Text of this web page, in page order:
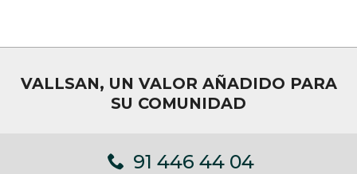
VALLSAN, UN VALOR AÑADIDO PARA
SU COMUNIDAD
91 446 44 04